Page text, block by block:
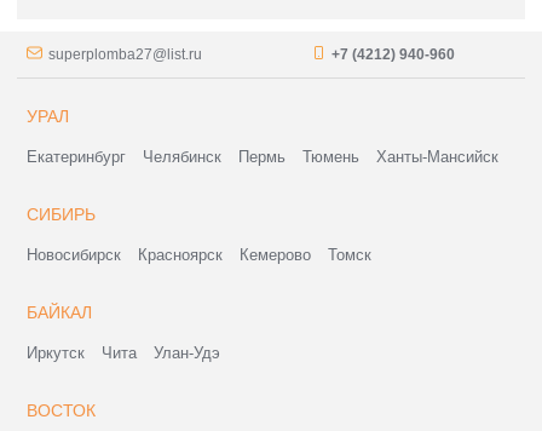
superplomba27@list.ru +7 (4212) 940-960
УРАЛ
Екатеринбург Челябинск Пермь Тюмень Ханты-Мансийск
СИБИРЬ
Новосибирск Красноярск Кемерово Томск
БАЙКАЛ
Иркутск Чита Улан-Удэ
ВОСТОК